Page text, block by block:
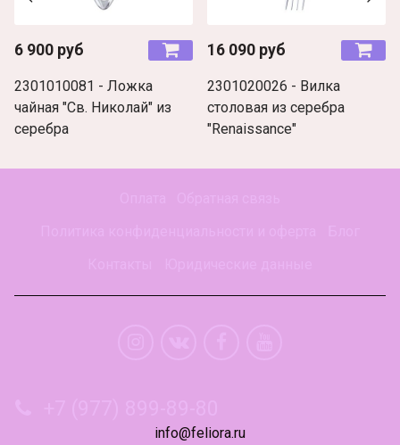
6 900 руб
2301010081 - Ложка
чайная "Св. Николай" из
серебра
16 090 руб
2301020026 - Вилка
столовая из серебра
"Renaissance"
info@feliora.ru